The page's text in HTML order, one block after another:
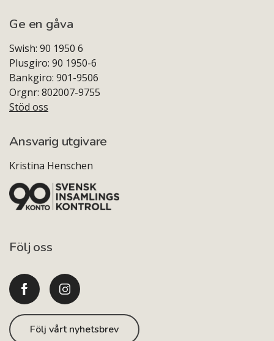
Ge en gåva
Swish: 90 1950 6
Plusgiro: 90 1950-6
Bankgiro: 901-9506
Orgnr: 802007-9755
Stöd oss
Ansvarig utgivare
Kristina Henschen
Följ oss
Följ vårt nyhetsbrev